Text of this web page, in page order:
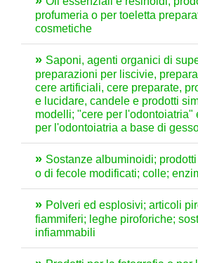
profumeria o per toeletta
cosmetiche
Saponi, agenti organici di
preparazioni per liscivie,
cere artificiali, cere preparate,
e lucidare, candele e prodotti
modelli; "cere per l'odontoiatria"
per l'odontoiatria a base di
Sostanze albuminoidi;
o di fecole modificati; colle;
Polveri ed esplosivi; articoli
fiammiferi; leghe piroforiche;
infiammabili